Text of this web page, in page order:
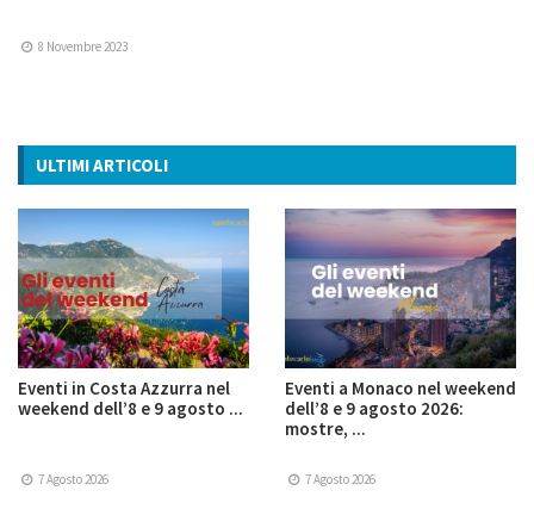
8 Novembre 2023
ULTIMI ARTICOLI
Eventi in Costa Azzurra nel
weekend dell’8 e 9 agosto ...
7 Agosto 2026
Eventi a Monaco nel weekend
dell’8 e 9 agosto 2026:
mostre, ...
7 Agosto 2026